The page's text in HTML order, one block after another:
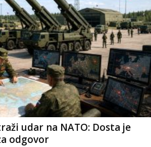
udar na NATO: Dosta je
odgovor